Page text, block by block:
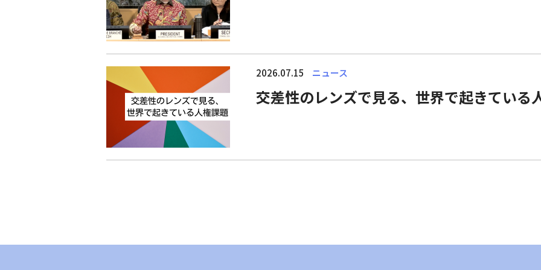
2026.07.15 ニュース
交差性のレンズで見る、世界で起きている